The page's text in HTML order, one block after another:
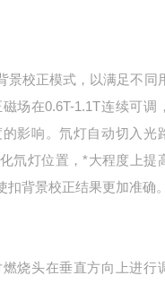
景校正模式，以满足不同
场在0.6T-1.1T连续可调
影响。氘灯自动切入光
氘灯位置，*大程度上提
扣背景校正结果更加准确
烧头在垂直方向上进行